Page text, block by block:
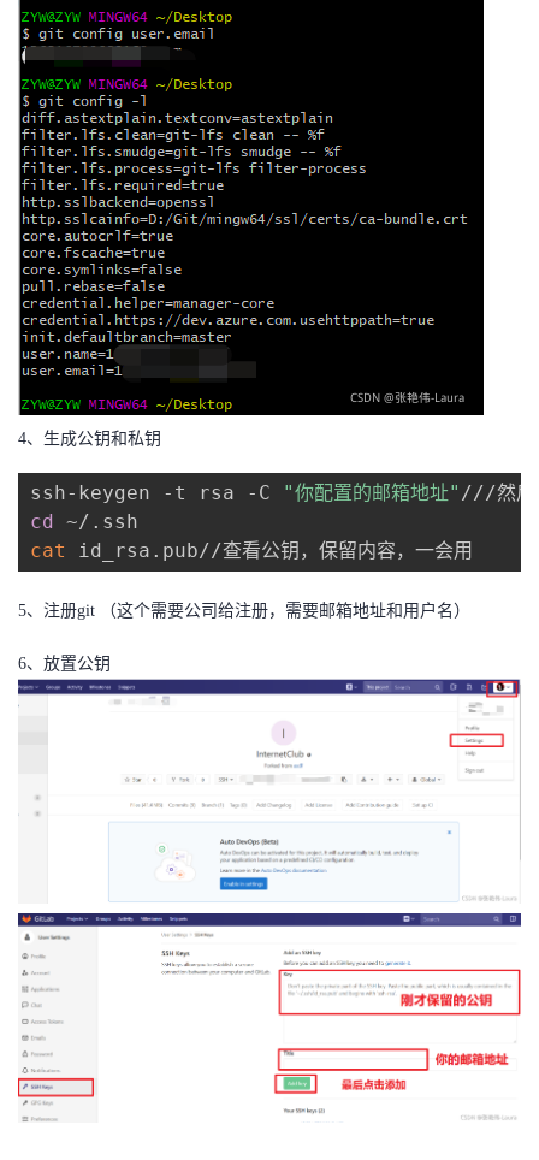
课
程
的
认
证
我
的
实
验
我
的
收
藏
术
支
持
云
声
建
议
4、生成公钥和私钥
ssh-keygen -t rsa -C
"你配置的邮箱地址"
cd
cat
5、注册git （这个需要公司给注册，需要邮箱地址和用户名）
6、放置公钥